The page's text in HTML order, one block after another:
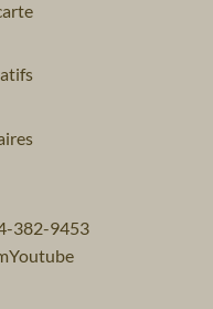
382-9453
Youtube